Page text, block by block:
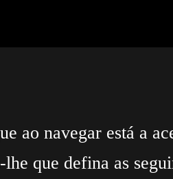
ao navegar está a
que defina as